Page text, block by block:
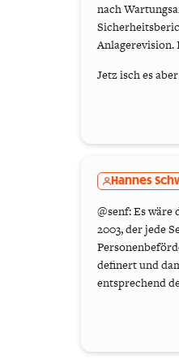
nach
Anlagerevision.
Jetz isch es
Hannes
@senf: Es wäre
2003, der jede
definert und
entsprechend